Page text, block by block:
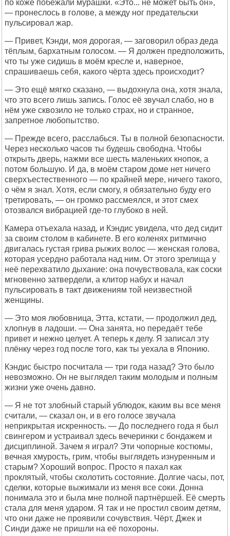
по коже побежали мурашки. «Это... не может быть он»,
— пронеслось в голове, а между ног предательски
пульсировал жар.
— Привет, Кэнди, моя дорогая, — заговорил образ деда
тёплым, бархатным голосом. — Я должен предположить,
что ты уже сидишь в моём кресле и, наверное,
спрашиваешь себя, какого чёрта здесь происходит?
— Это ещё мягко сказано, — выдохнула она, хотя знала,
что это всего лишь запись. Голос её звучал слабо, но в
нём уже сквозило не только страх, но и странное,
запретное любопытство.
— Прежде всего, расслабься. Ты в полной безопасности.
Через несколько часов ты будешь свободна. Чтобы
открыть дверь, нажми все шесть маленьких кнопок, а
потом большую. И да, в моём старом доме нет ничего
сверхъестественного — по крайней мере, ничего такого,
о чём я знал. Хотя, если смогу, я обязательно буду его
третировать, — он громко рассмеялся, и этот смех
отозвался вибрацией где-то глубоко в ней.
Камера отъехала назад, и Кэндис увидела, что дед сидит
за своим столом в кабинете. В его коленях ритмично
двигалась густая грива рыжих волос — женская голова,
которая усердно работала над ним. От этого зрелища у
неё перехватило дыхание: она почувствовала, как соски
мгновенно затвердели, а клитор набух и начал
пульсировать в такт движениям той неизвестной
женщины.
— Это моя любовница, Этта, кстати, — продолжил дед,
хлопнув в ладоши. — Она занята, но передаёт тебе
привет и нежно целует. А теперь к делу. Я записал эту
плёнку через год после того, как ты уехала в Японию.
Кэндис быстро посчитала — три года назад? Это было
невозможно. Он не выглядел таким молодым и полным
жизни уже очень давно.
— Я не тот злобный старый ублюдок, каким вы все меня
считали, — сказал он, и в его голосе звучала
неприкрытая искренность. — До последнего года я был
свингером и устраивал здесь вечеринки с бондажем и
дисциплиной. Зачем я играл? Эти чопорные костюмы,
вечная хмурость, грим, чтобы выглядеть изнуренным и
старым? Хороший вопрос. Просто я пахал как
проклятый, чтобы сколотить состояние. Долгие часы, пот,
сделки, которые выжимали из меня все соки. Донна
понимала это и была мне полной партнёршей. Её смерть
стала для меня ударом. Я так и не простил своим детям,
что они даже не проявили сочувствия. Чёрт, Джек и
Синди даже не пришли на её похороны.